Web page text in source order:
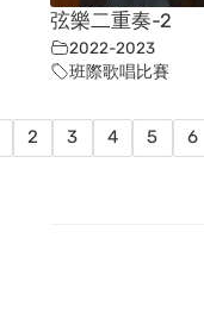
弦樂二重奏-2
2022-2023
班際歌唱比賽
2 3 4 5 6